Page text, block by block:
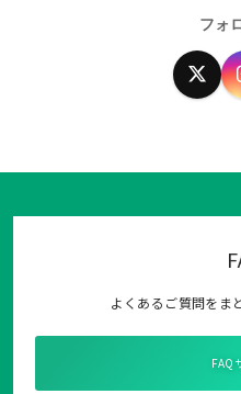
よくあるご質問をま
FAQ